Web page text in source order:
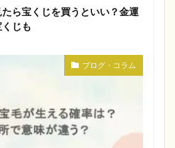
たら宝くじを買うといい？金運
じも
ブログ・コラム